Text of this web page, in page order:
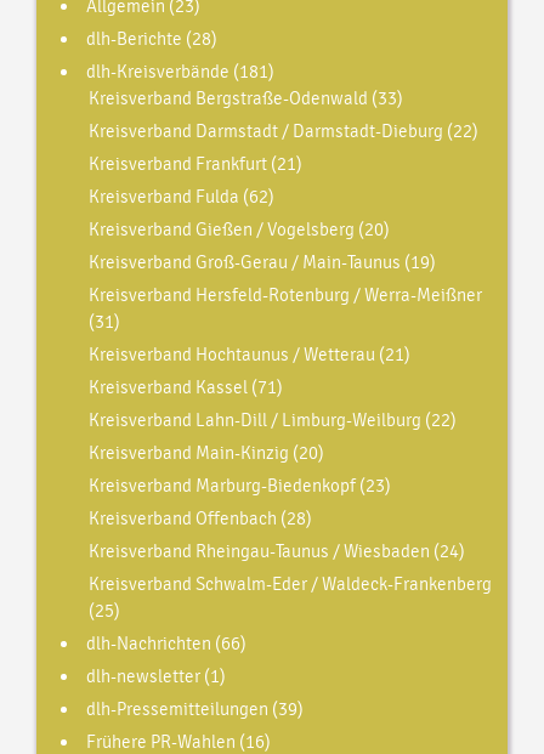
Allgemein (23)
dlh-Berichte (28)
dlh-Kreisverbände (181)
Kreisverband Bergstraße-Odenwald (33)
Kreisverband Darmstadt / Darmstadt-Dieburg (22)
Kreisverband Frankfurt(21)
Kreisverband Fulda (62)
Kreisverband Gießen / Vogelsberg (20)
Kreisverband Groß-Gerau / Main-Taunus (19)
Kreisverband Hersfeld-Rotenburg / Werra-Meißner
(31)
Kreisverband Hochtaunus / Wetterau(21)
Kreisverband Kassel(71)
Kreisverband Lahn-Dill / Limburg-Weilburg (22)
Kreisverband Main-Kinzig (20)
Kreisverband Marburg-Biedenkopf(23)
Kreisverband Offenbach (28)
Kreisverband Rheingau-Taunus / Wiesbaden (24)
Kreisverband Schwalm-Eder / Waldeck-Frankenberg
(25)
dlh-Nachrichten (66)
dlh-newsletter (1)
dlh-Pressemitteilungen (39)
Frühere PR-Wahlen (16)